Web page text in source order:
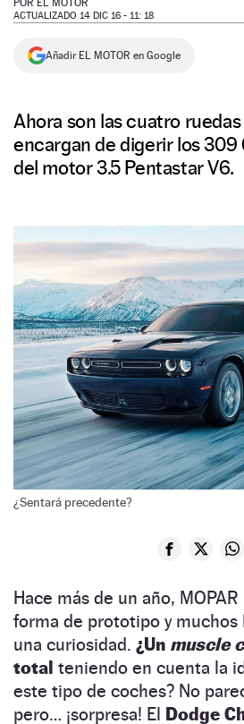
NEWSLETTER
POR EL MOTOR
ACTUALIZADO 14 DIC 16 - 11: 18
Añadir EL MOTOR en Google
Ahora son las cuatro ruedas
encargan de digerir los 309
del motor 3.5 Pentastar V6.
¿Sentará precedente?
Hace más de un año,
forma de prototipo y
una curiosidad. ¿Un muscle
total teniendo en cuenta la
este tipo de coches? No
pero… ¡sorpresa! El Dodge